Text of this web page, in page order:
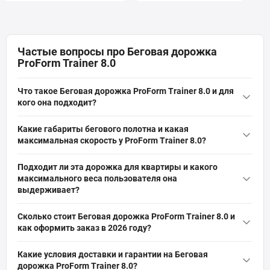
Частые вопросы про Беговая дорожка
ProForm Trainer 8.0
Что такое Беговая дорожка ProForm Trainer 8.0 и для
кого она подходит?
электрический тренажер с мотором 2,6 л.с., беговым полотном
подходит для дома, бега, ходьбы, похудения и реабилитации,
обеспечивает устойчивость при интенсивных нагрузках.
Какие габариты бегового полотна и какая
максимальная скорость у ProForm Trainer 8.0?
полотна 51×140 см, что подходит для средних и высоких
пользователей; максимальная скорость в диапазоне 15–20
кардиотренировок.
Подходит ли эта дорожка для квартиры и какого
максимального веса пользователя она
выдерживает?
спроектирована для домашних условий и квартир;
135 кг (диапазон 121–140 кг), что обеспечивает надежность
при интенсивных тренировках.
Сколько стоит Беговая дорожка ProForm Trainer 8.0 и
как оформить заказ в 2026 году?
ProForm Trainer 8.0 (Артикул: PFTL59721-INT) от бренда ProForm
Какие условия доставки и гарантии на Беговая
дорожка ProForm Trainer 8.0?